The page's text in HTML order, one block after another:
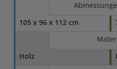
105 x 96 x 112 cm
Holz